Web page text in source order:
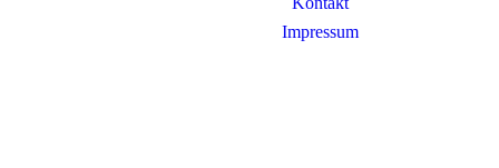
Impressum